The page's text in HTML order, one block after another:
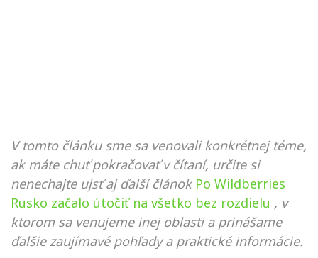
V tomto článku sme sa venovali konkrétnej téme,
ak máte chuť pokračovať v čítaní, určite si
nenechajte ujsť aj ďalší článok Po Wildberries
Rusko začalo útočiť na všetko bez rozdielu , v
ktorom sa venujeme inej oblasti a prinášame
ďalšie zaujímavé pohľady a praktické informácie.